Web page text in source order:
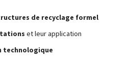
de recyclage formel
et leur application
technologique